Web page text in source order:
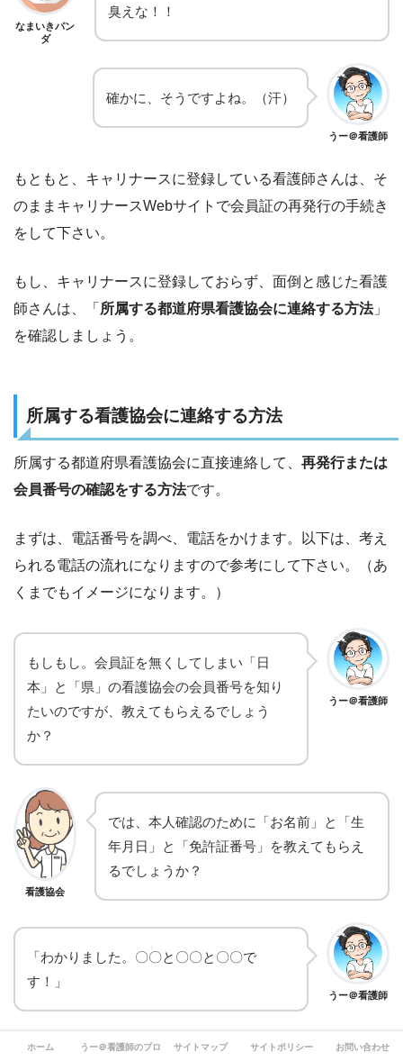
なまいきパン
ダ
臭えな！！
うー＠看護師
確かに、そうですよね。（汗）
もともと、キャリナースに登録している看護師さんは、そ
のままキャリナースWebサイトで会員証の再発行の手続き
をして下さい。
もし、キャリナースに登録しておらず、面倒と感じた看護
師さんは、「 所属する都道府県看護協会に連絡する方法」
を確認しましょう。
所属する看護協会に連絡する方法
所属する都道府県看護協会に直接連絡して、 再発行または
会員番号の確認をする方法です。
まずは、電話番号を調べ、電話をかけます。以下は、考え
られる電話の流れになりますので参考にして下さい。（あ
くまでもイメージになります。）
うー＠看護師
もしもし。会員証を無くしてしまい「日
本」と「県」の看護協会の会員番号を知り
たいのですが、教えてもらえるでしょう
か？
看護協会
では、本人確認のために「お名前」と「生
年月日」と「免許証番号」を教えてもらえ
るでしょうか？
うー＠看護師
「わかりました。〇〇と〇〇と〇〇で
す！」
ホーム うー＠看護師のプロフィールサイトマップ サイトポリシー お問い合わせ